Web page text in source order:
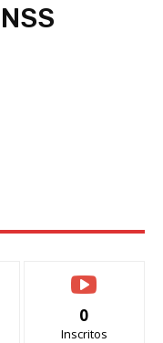
0
Inscritos